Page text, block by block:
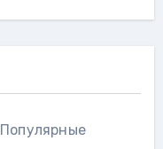
Популярные